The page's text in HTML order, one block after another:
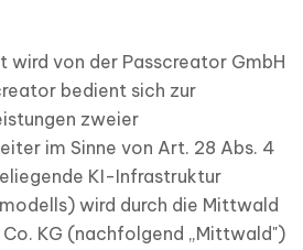
von der Passcreator GmbH
bedient sich zur
zweier
im Sinne von Art. 28 Abs. 4
KI-Infrastruktur
wird durch die Mittwald
Co. KG (nachfolgend „Mittwald")